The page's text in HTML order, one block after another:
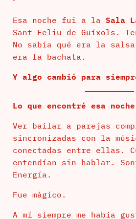
Esa noche fui a la Sala
Sant Feliu de Guíxols.
No sabía qué era la
era la bachata.
Y algo cambió para
Lo que encontré esa noche
Ver bailar a parejas
sincronizadas con la
conectadas entre ellas.
entendían sin hablar.
Energía.
Fue mágico.
A mí siempre me había